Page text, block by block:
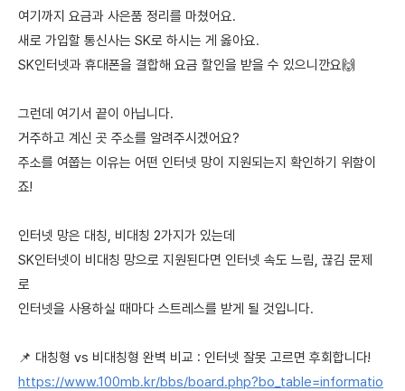
여기까지 요금과 사은품 정리를 마쳤어요.
새로 가입할 통신사는 SK로 하시는 게 옳아요.
SK인터넷과 휴대폰을 결합해 요금 할인을 받을 수 있으니깐요🙌
그런데 여기서 끝이 아닙니다.
거주하고 계신 곳 주소를 알려주시겠어요?
주소를 여쭙는 이유는 어떤 인터넷 망이 지원되는지 확인하기 위함이
죠!
인터넷 망은 대칭, 비대칭 2가지가 있는데
SK인터넷이 비대칭 망으로 지원된다면 인터넷 속도 느림, 끊김 문제
로
인터넷을 사용하실 때마다 스트레스를 받게 될 것입니다.
📌 대칭형 vs 비대칭형 완벽 비교 : 인터넷 잘못 고르면 후회합니다!
https://www.100mb.kr/bbs/board.php?bo_table=informatio